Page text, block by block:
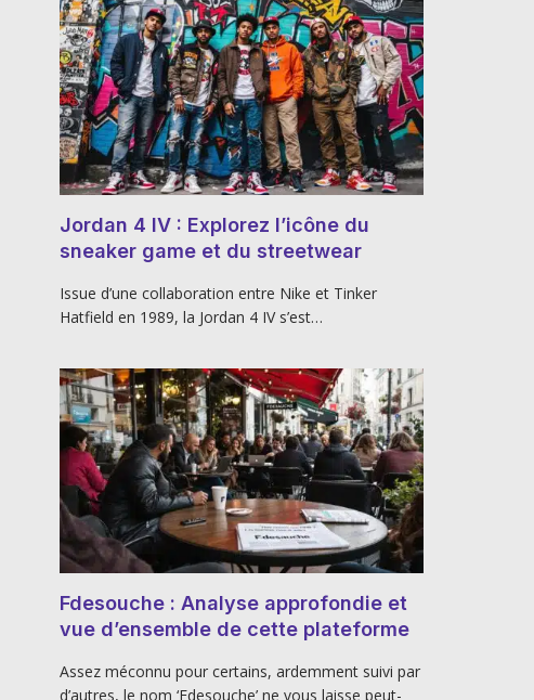
Jordan 4 IV : Explorez l’icône du
sneaker game et du streetwear
Issue d’une collaboration entre Nike et Tinker
Hatfield en 1989, la Jordan 4 IV s’est…
Fdesouche : Analyse approfondie et
vue d’ensemble de cette plateforme
Assez méconnu pour certains, ardemment suivi par
d’autres, le nom ‘Fdesouche’ ne vous laisse peut-